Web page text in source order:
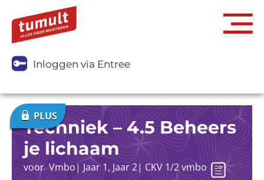
Inloggen via Entree
Techniek – 4.5 Beheers
je lichaam
voorVmbo| Jaar 1, Jaar 2|CKV 1/2 vmbo